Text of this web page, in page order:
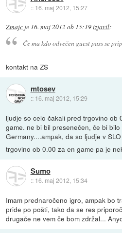
:: 16. maj 2012, 15:27
Zmajc je 16. maj 2012 ob 15:19izjavil:
Če ma kdo odvečen guest pass se
kontakt na ZS
mtosev
:: 16. maj 2012, 15:29
ljudje so celo čakali pred trgovino ob
game. ne bi bil presenečen, če bi
Germany....ampak, da so ljudje v
trgovino ob 0.00 za en game pa je
Sumo
:: 16. maj 2012, 15:34
Imam prednaročeno igro, ampak bo
pride po pošti, tako da se res
drugače ne vem če bom zdržal...